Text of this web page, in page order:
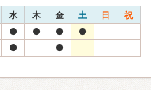
水 木 金 土 日 祝